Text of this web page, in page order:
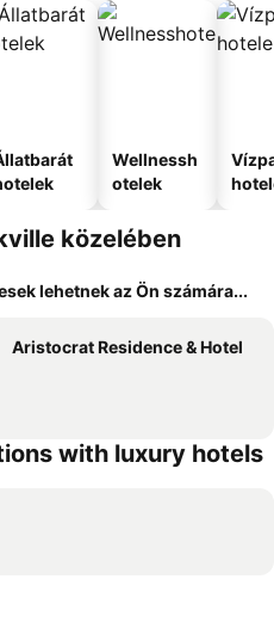
Wellnessh
otelek
közelében
lehetnek az Ön számára...
Aristocrat Residence & Hotel
with luxury hotels